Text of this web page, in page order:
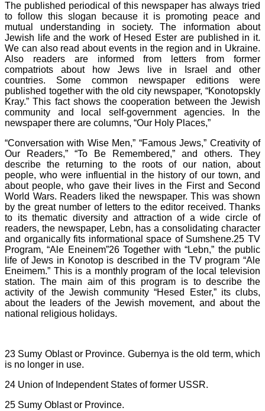
The published periodical of this newspaper has always tried
to follow this slogan because it is promoting peace and
mutual understanding in society. The information about
Jewish life and the work of Hesed Ester are published in it.
We can also read about events in the region and in Ukraine.
Also readers are informed from letters from former
compatriots about how Jews live in Israel and other
countries. Some common newspaper editions were
published together with the old city newspaper, “Konotopskly
Kray.” This fact shows the cooperation between the Jewish
community and local self-government agencies. In the
newspaper there are columns, “Our Holy Places,”
“Conversation with Wise Men,” “Famous Jews,” Creativity of
Our Readers,” “To Be Remembered,” and others. They
describe the returning to the roots of our nation, about
people, who were influential in the history of our town, and
about people, who gave their lives in the First and Second
World Wars. Readers liked the newspaper. This was shown
by the great number of letters to the editor received. Thanks
to its thematic diversity and attraction of a wide circle of
readers, the newspaper, Lebn, has a consolidating character
and organically fits informational space of Sumshene.25 TV
Program, “Ale Eneinem”26 Together with “Lebn,” the public
life of Jews in Konotop is described in the TV program “Ale
Eneimem.” This is a monthly program of the local television
station. The main aim of this program is to describe the
activity of the Jewish community “Hesed Ester,” its clubs,
about the leaders of the Jewish movement, and about the
national religious holidays.
23 Sumy Oblast or Province. Gubernya is the old term, which
is no longer in use.
24 Union of Independent States of former USSR.
25 Sumy Oblast or Province.